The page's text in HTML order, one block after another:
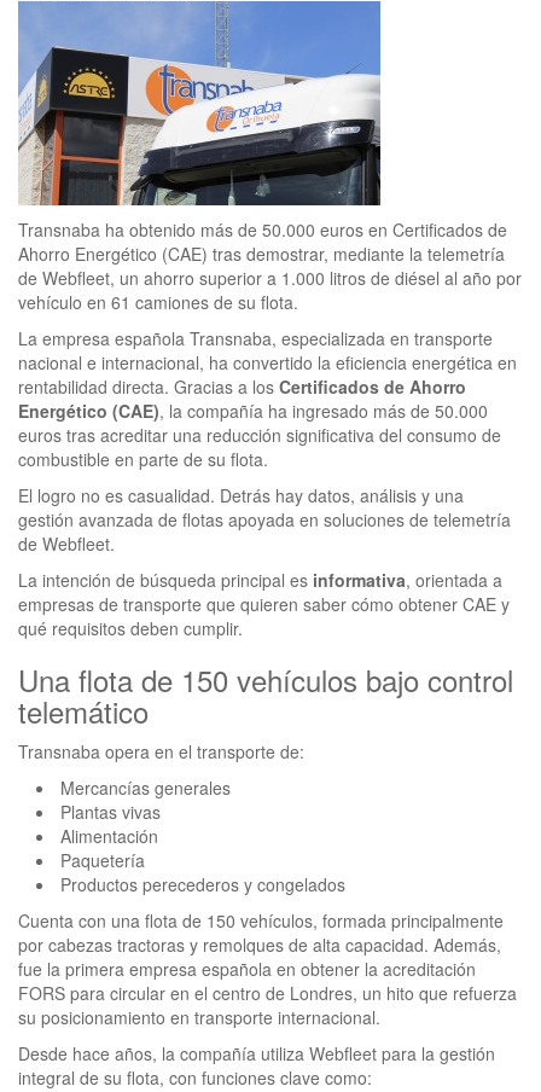
Transnaba ha obtenido más de 50.000 euros en Certificados de
Ahorro Energético (CAE) tras demostrar, mediante la telemetría
de Webfleet, un ahorro superior a 1.000 litros de diésel al año por
vehículo en 61 camiones de su flota.
La empresa española Transnaba, especializada en transporte
nacional e internacional, ha convertido la eficiencia energética en
rentabilidad directa. Gracias a los Certificados de Ahorro
Energético (CAE), la compañía ha ingresado más de 50.000
euros tras acreditar una reducción significativa del consumo de
combustible en parte de su flota.
El logro no es casualidad. Detrás hay datos, análisis y una
gestión avanzada de flotas apoyada en soluciones de telemetría
de Webfleet.
La intención de búsqueda principal es informativa, orientada a
empresas de transporte que quieren saber cómo obtener CAE y
qué requisitos deben cumplir.
Una flota de 150 vehículos bajo control
telemático
Transnaba opera en el transporte de:
Mercancías generales
Plantas vivas
Alimentación
Paquetería
Productos perecederos y congelados
Cuenta con una flota de 150 vehículos, formada principalmente
por cabezas tractoras y remolques de alta capacidad. Además,
fue la primera empresa española en obtener la acreditación
FORS para circular en el centro de Londres, un hito que refuerza
su posicionamiento en transporte internacional.
Desde hace años, la compañía utiliza Webfleet para la gestión
integral de su flota, con funciones clave como: